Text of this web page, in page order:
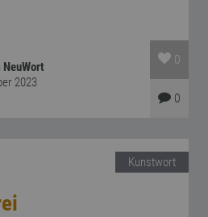
NeuWort
2023
0
0
Kunstwort